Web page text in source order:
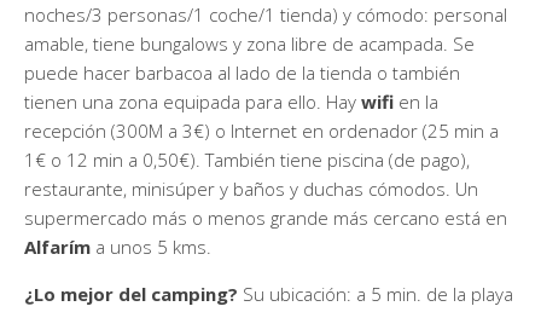
noches/3 personas/1 coche/1 tienda) y cómodo: personal
amable, tiene bungalows y zona libre de acampada. Se
puede hacer barbacoa al lado de la tienda o también
tienen una zona equipada para ello. Hay wifi en la
recepción (300M a 3€) o Internet en ordenador (25 min a
1€ o 12 min a 0,50€). También tiene piscina (de pago),
restaurante, minisúper y baños y duchas cómodos. Un
supermercado más o menos grande más cercano está en
Alfarím a unos 5 kms.
¿Lo mejor del camping? Su ubicación: a 5 min. de la playa